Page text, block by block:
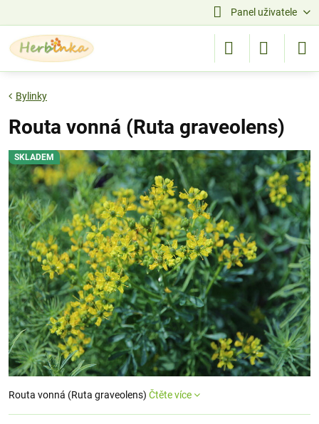
Panel uživatele
SKLADEM
Bylinky
Routa vonná (Ruta graveolens)
Routa vonná (Ruta graveolens) Čtěte více